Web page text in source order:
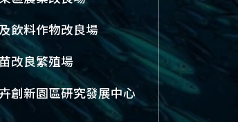
飲料作物改良場
改良繁殖場
創新園區研究發展中心